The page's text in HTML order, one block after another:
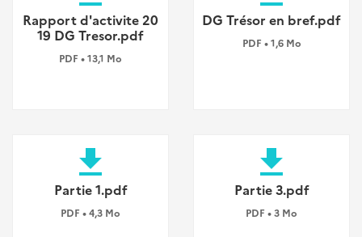
Rapport d'activite 20
19 DG Tresor.pdf
PDF • 13,1 Mo
DG Trésor en bref.pdf
PDF • 1,6 Mo
file_download
Partie 1.pdf
PDF • 4,3 Mo
file_download
Partie 3.pdf
PDF • 3 Mo